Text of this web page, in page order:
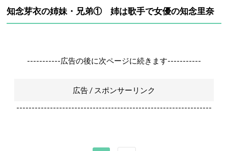
知念芽衣の姉妹・兄弟① 姉は歌手で女優の知念里奈
-----------広告の後に次ページに続きます-----------
広告 / スポンサーリンク
----------------------------------------------------------------